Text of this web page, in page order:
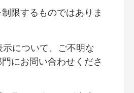
限するものではありま
示について、ご不明な
にお問い合わせくださ